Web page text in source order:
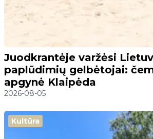
Juodkrantėje varžėsi
paplūdimių gelbėtojai:
apgynė Klaipėda
2026-08-05
Kultūra